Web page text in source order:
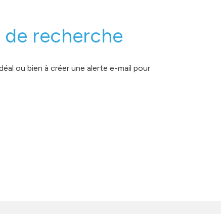
recherche
ou bien à créer une alerte e-mail pour